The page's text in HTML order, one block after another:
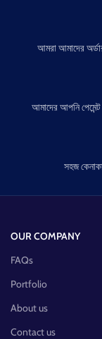
আমরা আমাদের
আমাদের আপনি
সহজ
OUR COMPANY
FAQs
Portfolio
About us
Contact us